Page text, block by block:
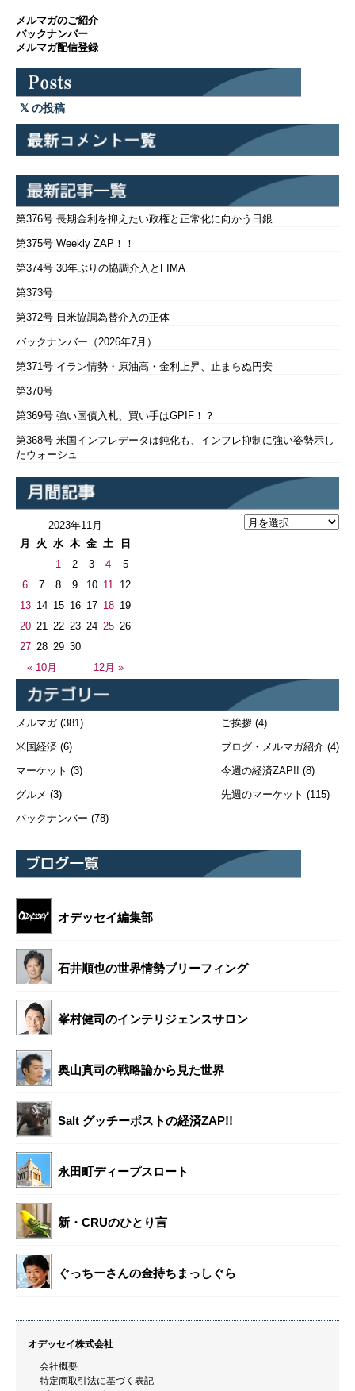
メルマガのご紹介
バックナンバー
メルマガ配信登録
の投稿
第376号 長期金利を抑えたい政権と正常化に向かう日銀
第375号 Weekly ZAP！！
第374号 30年ぶりの協調介入とFIMA
第373号
第372号 日米協調為替介入の正体
バックナンバー（2026年7月）
第371号 イラン情勢・原油高・金利上昇、止まらぬ円安
第370号
第369号 強い国債入札、買い手はGPIF！？
第368号 米国インフレデータは鈍化も、インフレ抑制に強い姿勢示し
たウォーシュ
2023年11月
月
火 水 木 金 土 日
« 10月 12月 »
1 2 3 4
5
6
7 8 9 10 11 12
13 14 15 16 17 18 19
20 21 22 23 24 25 26
27 28 29 30
メルマガ(381)
米国経済 (6)
マーケット (3)
グルメ (3)
バックナンバー (78)
ご挨拶 (4)
ブログ・メルマガ紹介 (4)
今週の経済ZAP!! (8)
先週のマーケット (115)
オデッセイ編集部
石井順也の世界情勢ブリーフィング
峯村健司のインテリジェンスサロン
奥山真司の戦略論から見た世界
Salt グッチーポストの経済ZAP!!
永田町ディープスロート
新・CRUのひとり言
ぐっちーさんの金持ちまっしぐら
オデッセイ株式会社
会社概要
特定商取引法に基づく表記